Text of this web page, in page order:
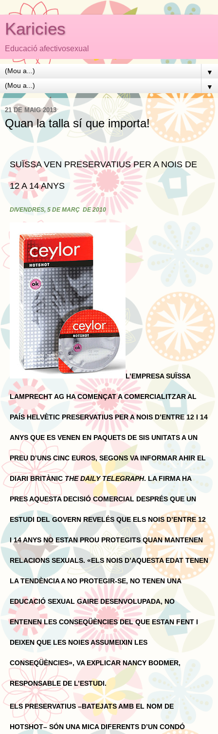
Karicies
Educació afectivosexual
▼
▼
21 DE MAIG 2013
Quan la talla sí que importa!
SUÏSSA VEN PRESERVATIUS PER A NOIS DE
12 A 14 ANYS
DIVENDRES, 5 DE MARÇ DE 2010
L’EMPRESA SUÏSSA
LAMPRECHT AG HA COMENÇAT A COMERCIALITZAR AL
PAÍS HELVÈTIC PRESERVATIUS PER A NOIS D’ENTRE 12 I 14
ANYS QUE ES VENEN EN PAQUETS DE SIS UNITATS A UN
PREU D’UNS CINC EUROS, SEGONS VA INFORMAR AHIR EL
DIARI BRITÀNIC THE DAILY TELEGRAPH. LA FIRMA HA
PRES AQUESTA DECISIÓ COMERCIAL DESPRÉS QUE UN
ESTUDI DEL GOVERN REVELÉS QUE ELS NOIS D’ENTRE 12
I 14 ANYS NO ESTAN PROU PROTEGITS QUAN MANTENEN
RELACIONS SEXUALS. «ELS NOIS D’AQUESTA EDAT TENEN
LA TENDÈNCIA A NO PROTEGIR-SE, NO TENEN UNA
EDUCACIÓ SEXUAL GAIRE DESENVOLUPADA, NO
ENTENEN LES CONSEQÜÈNCIES DEL QUE ESTAN FENT I
DEIXEN QUE LES NOIES ASSUMEIXIN LES
CONSEQÜÈNCIES», VA EXPLICAR NANCY BODMER,
RESPONSABLE DE L’ESTUDI.
ELS PRESERVATIUS –BATEJATS AMB EL NOM DE
HOTSHOT– SÓN UNA MICA DIFERENTS D’UN CONDÓ